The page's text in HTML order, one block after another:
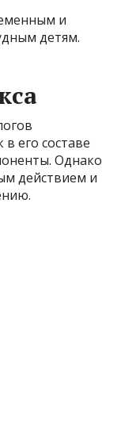
и
детям.
его составе
Однако
действием и